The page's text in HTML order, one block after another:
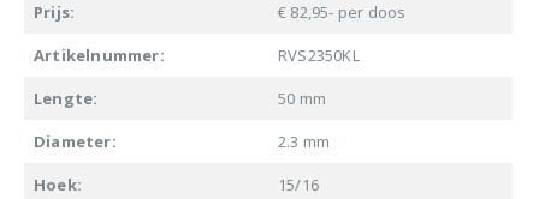
Prijs:
€ 82,95- per doos
Artikelnummer:
RVS2350KL
Lengte:
50 mm
Diameter:
2.3 mm
Hoek:
15/16